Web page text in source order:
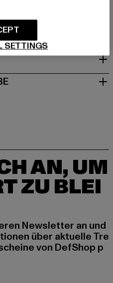
AN, UM
ZU BLEI
Newsletter an und
über aktuelle Tre
von DefShop p
SETTINGS